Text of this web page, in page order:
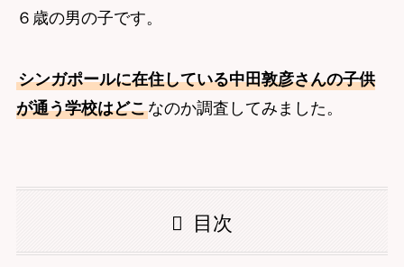
６歳の男の子です。
シンガポールに在住している中田敦彦さんの子供
が通う学校はどこなのか調査してみました。
目次